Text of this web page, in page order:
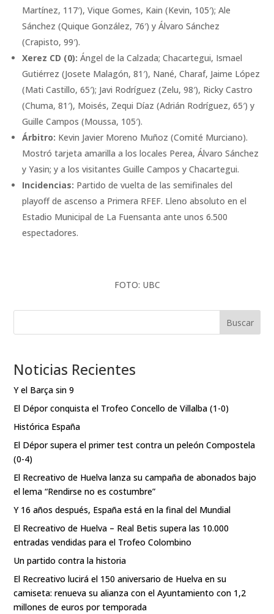
Martínez, 117′), Vique Gomes, Kain (Kevin, 105′); Ale
Sánchez (Quique González, 76′) y Álvaro Sánchez
(Crapisto, 99′).
Xerez CD (0): Ángel de la Calzada; Chacartegui, Ismael
Gutiérrez (Josete Malagón, 81′), Nané, Charaf, Jaime López
(Mati Castillo, 65′); Javi Rodríguez (Zelu, 98′), Ricky Castro
(Chuma, 81′), Moisés, Zequi Díaz (Adrián Rodríguez, 65′) y
Guille Campos (Moussa, 105′).
Árbitro: Kevin Javier Moreno Muñoz (Comité Murciano).
Mostró tarjeta amarilla a los locales Perea, Álvaro Sánchez
y Yasin; y a los visitantes Guille Campos y Chacartegui.
Incidencias: Partido de vuelta de las semifinales del
playoff de ascenso a Primera RFEF. Lleno absoluto en el
Estadio Municipal de La Fuensanta ante unos 6.500
espectadores.
FOTO: UBC
Buscar
Noticias Recientes
Y el Barça sin 9
El Dépor conquista el Trofeo Concello de Villalba (1-0)
Histórica España
El Dépor supera el primer test contra un peleón Compostela
(0-4)
El Recreativo de Huelva lanza su campaña de abonados bajo
el lema “Rendirse no es costumbre”
Y 16 años después, España está en la final del Mundial
El Recreativo de Huelva – Real Betis supera las 10.000
entradas vendidas para el Trofeo Colombino
Un partido contra la historia
El Recreativo lucirá el 150 aniversario de Huelva en su
camiseta: renueva su alianza con el Ayuntamiento con 1,2
millones de euros por temporada